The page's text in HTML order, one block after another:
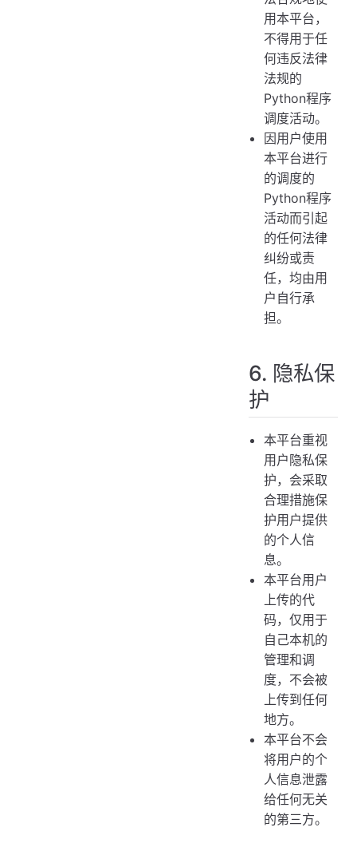
用本平台，
不得用于任
何违反法律
法规的
Python程序
调度活动。
因用户使用
本平台进行
的调度的
Python程序
活动而引起
的任何法律
纠纷或责
任，均由用
户自行承
担。
6. 隐私保
护
本平台重视
用户隐私保
护，会采取
合理措施保
护用户提供
的个人信
息。
本平台用户
上传的代
码，仅用于
自己本机的
管理和调
度，不会被
上传到任何
地方。
本平台不会
将用户的个
人信息泄露
给任何无关
的第三方。